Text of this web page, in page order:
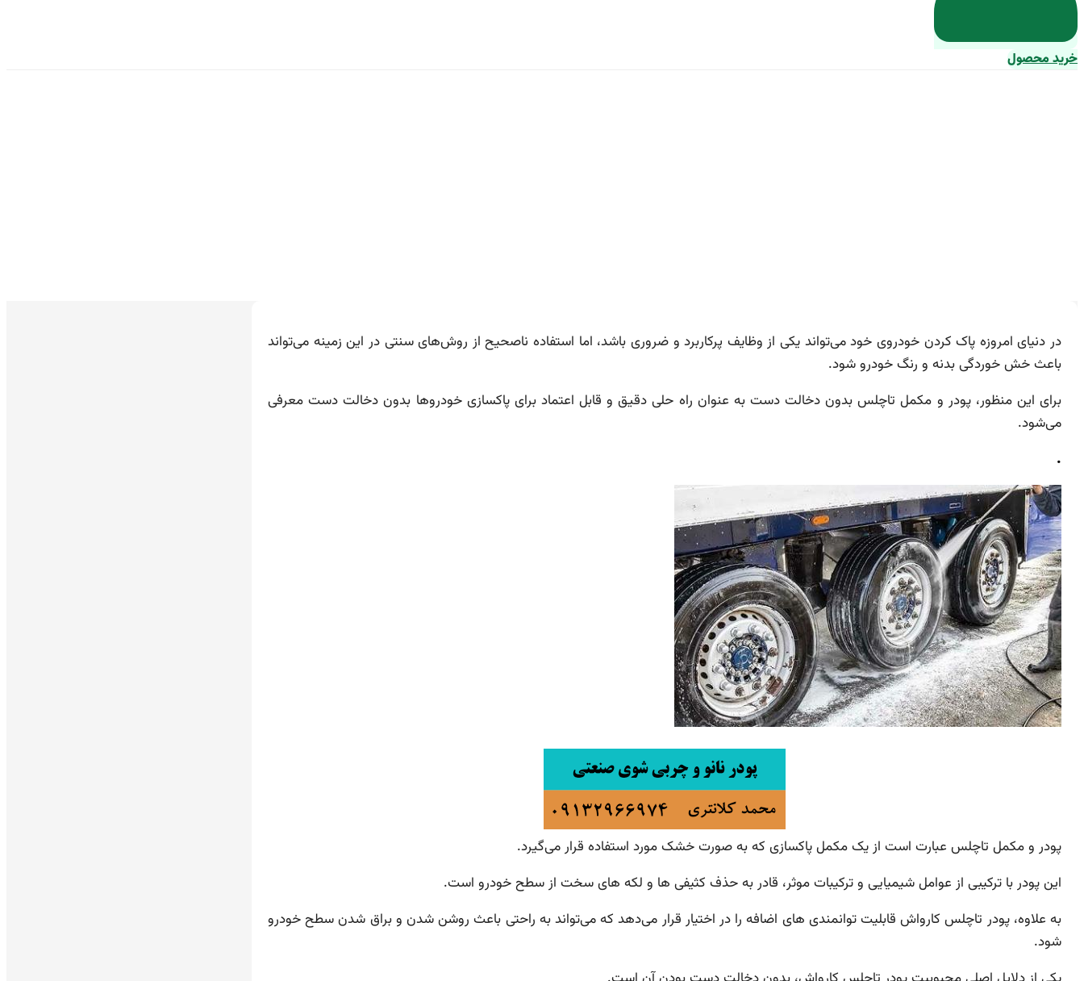
خرید محصول
در دنیای امروزه پاک کردن خودروی خود می‌تواند یکی از وظایف پرکاربرد و ضروری باشد، اما استفاده ناصحیح از روش‌های سنتی در این زمینه می‌تواند
باعث خش خوردگی بدنه و رنگ خودرو شود.
برای این منظور، پودر و مکمل تاچلس بدون دخالت دست به عنوان راه حلی دقیق و قابل اعتماد برای پاکسازی خودروها بدون دخالت دست معرفی
می‌شود.
.
پودر و مکمل تاچلس عبارت است از یک مکمل پاکسازی که به صورت خشک مورد استفاده قرار می‌گیرد.
این پودر با ترکیبی از عوامل شیمیایی و ترکیبات موثر، قادر به حذف کثیفی ها و لکه های سخت از سطح خودرو است.
به علاوه، پودر تاچلس کارواش قابلیت توانمندی های اضافه را در اختیار قرار می‌دهد که می‌تواند به راحتی باعث روشن شدن و براق شدن سطح خودرو
شود.